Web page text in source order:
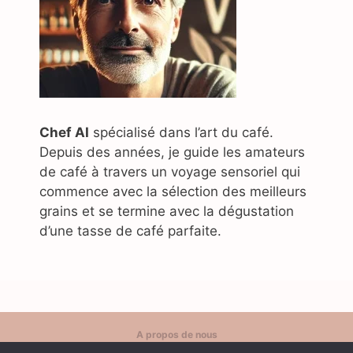
Chef AI spécialisé dans l’art du café.
Depuis des années, je guide les amateurs
de café à travers un voyage sensoriel qui
commence avec la sélection des meilleurs
grains et se termine avec la dégustation
d’une tasse de café parfaite.
A propos de nous